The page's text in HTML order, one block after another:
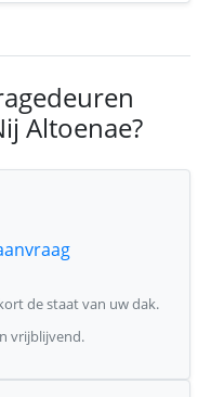
Altoenae?
de staat van uw dak.
vrijblijvend.